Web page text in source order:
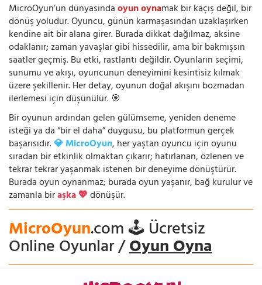
MicroOyun’un dünyasındaoyun oynamak bir kaçış değil, bir
dönüş yoludur. Oyuncu, günün karmaşasından uzaklaşırken
kendine ait bir alana girer. Burada dikkat dağılmaz, aksine
odaklanır; zaman yavaşlar gibi hissedilir, ama bir bakmışsın
saatler geçmiş. Bu etki, rastlantı değildir. Oyunların seçimi,
sunumu ve akışı, oyuncunun deneyimini kesintisiz kılmak
üzere şekillenir. Her detay, oyunun doğal akışını bozmadan
ilerlemesi için düşünülür. 🎯
Bir oyunun ardından gelen gülümseme, yeniden deneme
isteği ya da “bir el daha” duygusu, bu platformun gerçek
başarısıdır.💎 MicroOyun, her yaştan oyuncu için oyunu
sıradan bir etkinlik olmaktan çıkarır; hatırlanan, özlenen ve
tekrar tekrar yaşanmak istenen bir deneyime dönüştürür.
Burada oyun oynanmaz; burada oyun yaşanır, bağ kurulur ve
zamanla biraşka 💖dönüşür.
MicroOyun.com 🕹️ Ücretsiz
Online Oyunlar /Oyun Oyna